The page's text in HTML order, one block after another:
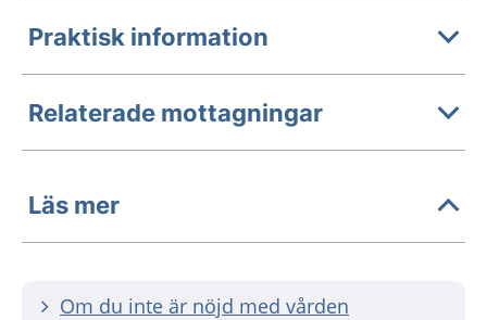
Praktisk information
Relaterade mottagningar
Läs mer
Om du inte är nöjd med vården